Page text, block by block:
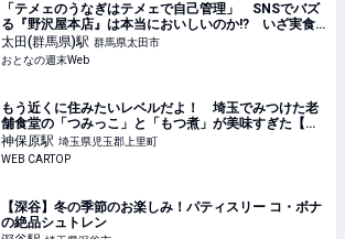
「テメェのうなぎはテメェで自己管理」 SNSでバズ
る『野沢屋本店』は本当においしいのか!? いざ実食
調査
太田(群馬県)駅 群馬県太田市
おとなの週末Web
もう近くに住みたいレベルだよ！ 埼玉でみつけた老
舗食堂の「つみっこ」と「もつ煮」が美味すぎた【Ｐ
専食堂】
神保原駅 埼玉県児玉郡上里町
WEB CARTOP
【深谷】冬の季節のお楽しみ！パティスリー コ・ボナ
の絶品シュトレン